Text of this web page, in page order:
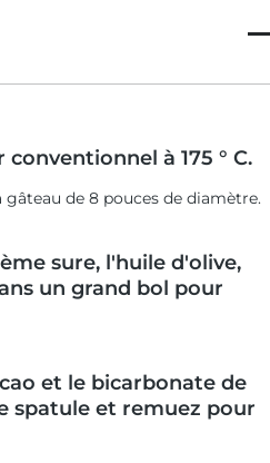
à 175 ° C.
de 8 pouces de diamètre.
sure, l'huile d'olive,
un grand bol pour
et le bicarbonate de
spatule et remuez pour